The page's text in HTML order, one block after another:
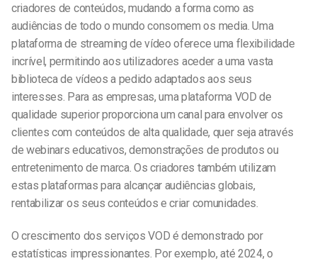
criadores de conteúdos, mudando a forma como as
audiências de todo o mundo consomem os media. Uma
plataforma de streaming de vídeo oferece uma flexibilidade
incrível, permitindo aos utilizadores aceder a uma vasta
biblioteca de vídeos a pedido adaptados aos seus
interesses. Para as empresas, uma plataforma VOD de
qualidade superior proporciona um canal para envolver os
clientes com conteúdos de alta qualidade, quer seja através
de webinars educativos, demonstrações de produtos ou
entretenimento de marca. Os criadores também utilizam
estas plataformas para alcançar audiências globais,
rentabilizar os seus conteúdos e criar comunidades.
O crescimento dos serviços VOD é demonstrado por
estatísticas impressionantes. Por exemplo, até 2024, o